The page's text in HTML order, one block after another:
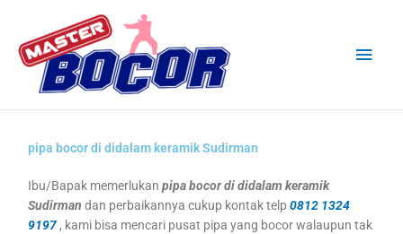
content
pipa bocor di didalam keramik Sudirman
Ibu/Bapak memerlukan pipa bocor di didalam keramik
Sudirman dan perbaikannya cukup kontak telp 0812 1324
9197 , kami bisa mencari pusat pipa yang bocor walaupun tak